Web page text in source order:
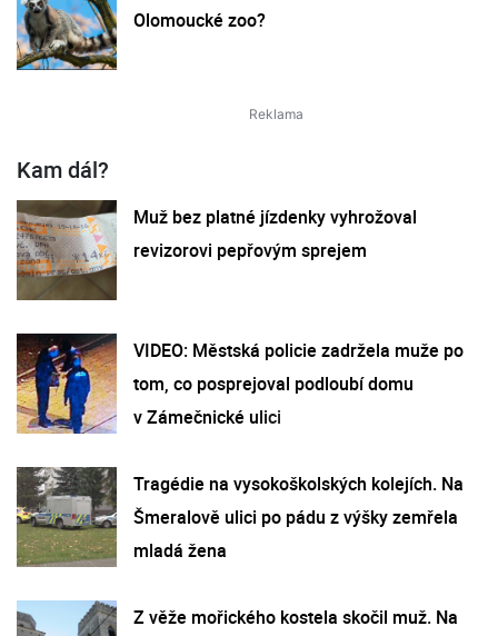
Olomoucké zoo?
Kam dál?
Muž bez platné jízdenky vyhrožoval
revizorovi pepřovým sprejem
VIDEO: Městská policie zadržela muže po
tom, co posprejoval podloubí domu
v Zámečnické ulici
Tragédie na vysokoškolských kolejích. Na
Šmeralově ulici po pádu z výšky zemřela
mladá žena
Z věže mořického kostela skočil muž. Na